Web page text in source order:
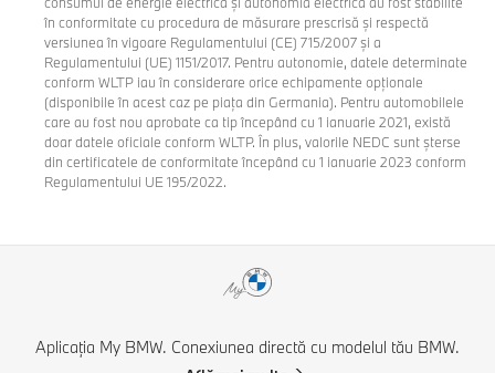
în conformitate cu procedura de măsurare prescrisă și respectă
versiunea în vigoare Regulamentului (CE) 715/2007 și a
Regulamentului (UE) 1151/2017. Pentru autonomie, datele determinate
conform WLTP iau în considerare orice echipamente opționale
(disponibile în acest caz pe piața din Germania). Pentru automobilele
care au fost nou aprobate ca tip începând cu 1 ianuarie 2021, există
doar datele oficiale conform WLTP. În plus, valorile NEDC sunt șterse
din certificatele de conformitate începând cu 1 ianuarie 2023 conform
Regulamentului UE 195/2022.
Aplicația My BMW. Conexiunea directă cu modelul tău BMW.